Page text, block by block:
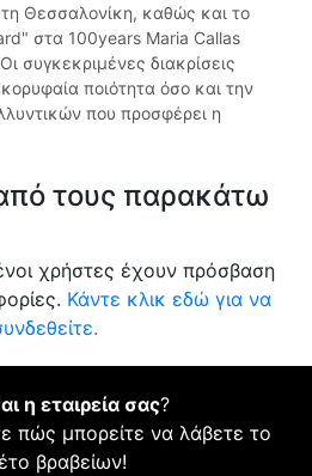
Θεσσαλονίκη, καθώς και το
στα 100years Maria Callas
συγκεκριμένες διακρίσεις
ποιότητα όσο και την
που προσφέρει η
τους παρακάτω
χρήστες έχουν πρόσβαση
Κάντε κλικ εδώ για να
η εταιρεία σας?
πώς μπορείτε να λάβετε το
βραβείων!